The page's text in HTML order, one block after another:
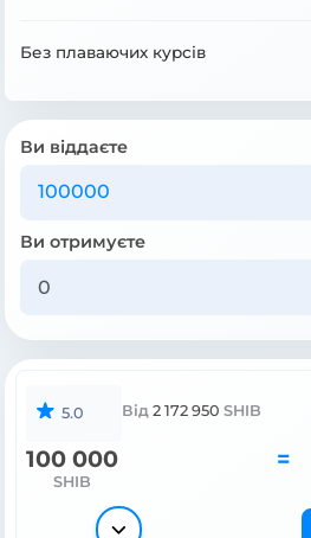
Без плаваючих курсів
Ви віддаєте
Ви отримуєте
5.0 Від 2 172 950 SHIB
100 000
SHIB
=